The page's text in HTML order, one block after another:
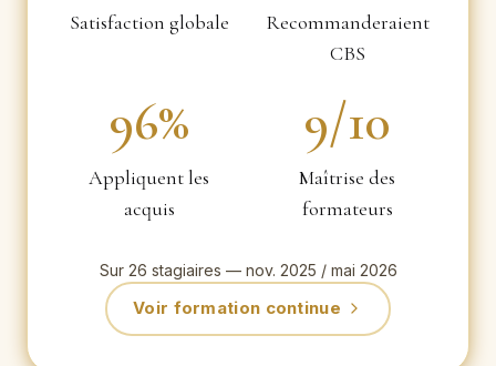
Satisfaction globale
Recommanderaient
CBS
96%
Appliquent les
acquis
9/10
Maîtrise des
formateurs
Sur 26 stagiaires — nov. 2025 / mai 2026
Voir formation continue